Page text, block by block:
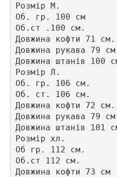
Розмір М.
Об. гр. 100 см
Об.ст .100 см.
Довжина кофти 71 см.
Довжина рукава 79 см
Довжина штанів 100
Розмір Л.
Об. гр. 106 см.
Об. ст. 106 см.
Довжина кофти 72 см.
Довжина рукава 79
Довжина штанів 101
Розмір хл.
Об гр. 112 см.
Об.ст 112 см.
Довжина кофти 73 см